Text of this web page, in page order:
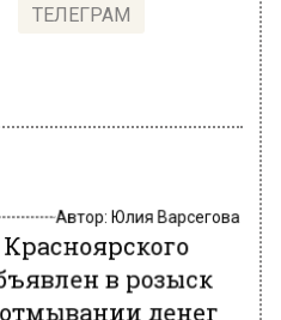
ТЕЛЕГРАМ
Автор:Юлия Варсегова
в розыск
денег